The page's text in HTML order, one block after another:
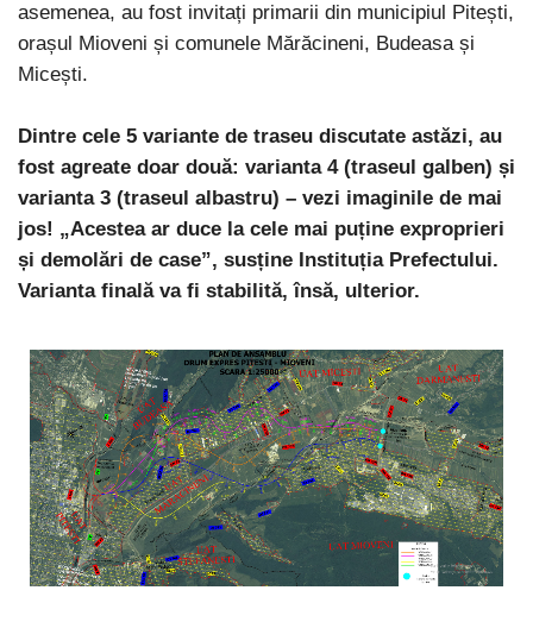
asemenea, au fost invitați primarii din municipiul Pitești,
orașul Mioveni și comunele Mărăcineni, Budeasa și
Micești.
Dintre cele 5 variante de traseu discutate astăzi, au
fost agreate doar două: varianta 4 (traseul galben) și
varianta 3 (traseul albastru) – vezi imaginile de mai
jos! „Acestea ar duce la cele mai puține exproprieri
și demolări de case”, susține Instituția Prefectului.
Varianta finală va fi stabilită, însă, ulterior.